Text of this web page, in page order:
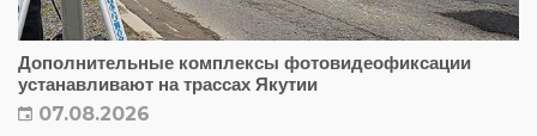
Дополнительные комплексы фотовидеофиксации
устанавливают на трассах Якутии
07.08.2026